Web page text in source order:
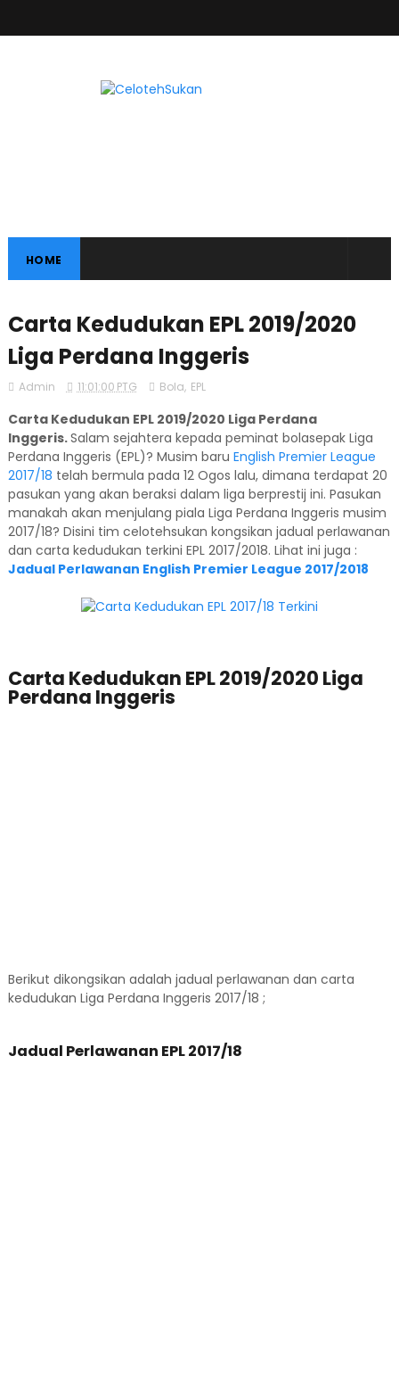
HOME
Carta Kedudukan EPL 2019/2020
Liga Perdana Inggeris
Admin 11:01:00 PTG Bola, EPL
Carta Kedudukan EPL 2019/2020 Liga Perdana
Inggeris.Salam sejahtera kepada peminat bolasepak Liga
Perdana Inggeris (EPL)? Musim baru English Premier League
2017/18 telah bermula pada 12 Ogos lalu, dimana terdapat 20
pasukan yang akan beraksi dalam liga berprestij ini. Pasukan
manakah akan menjulang piala Liga Perdana Inggeris musim
2017/18? Disini tim celotehsukan kongsikan jadual perlawanan
dan carta kedudukan terkini EPL 2017/2018. Lihat ini juga :
Jadual Perlawanan English Premier League 2017/2018
Carta Kedudukan EPL 2019/2020 Liga
Perdana Inggeris
Berikut dikongsikan adalah jadual perlawanan dan carta
kedudukan Liga Perdana Inggeris 2017/18 ;
Jadual Perlawanan EPL 2017/18